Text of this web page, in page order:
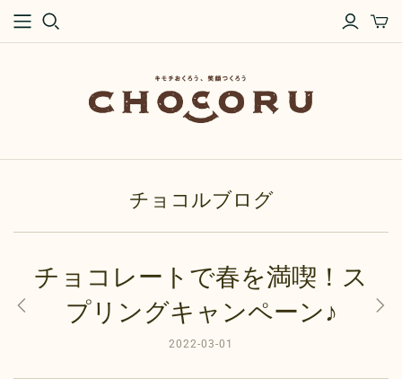
チョコルブログ
チョコレートで春を満喫！ス
プリングキャンペーン♪
2022-03-01